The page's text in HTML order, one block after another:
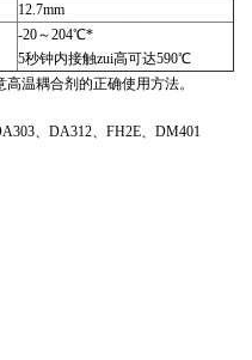
12.7mm
-20～204℃*
5秒钟内接触zui高可达590℃
温耦合剂的正确使用方法。
、DA312、FH2E、DM401